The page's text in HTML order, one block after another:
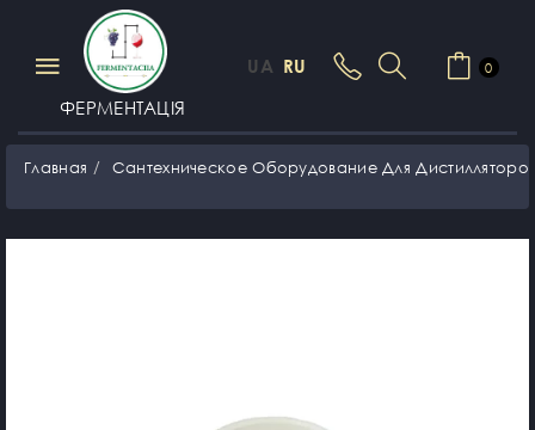
ФЕРМЕНТАЦІЯ
UA RU 0
Главная Сантехническое Оборудование Для